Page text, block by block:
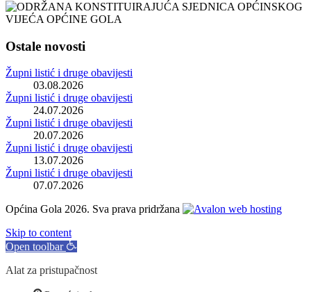
Ostale novosti
Župni listić i druge obavijesti
03.08.2026
Župni listić i druge obavijesti
24.07.2026
Župni listić i druge obavijesti
20.07.2026
Župni listić i druge obavijesti
13.07.2026
Župni listić i druge obavijesti
07.07.2026
Općina Gola 2026. Sva prava pridržana
Skip to content
Open toolbar
Alat za pristupačnost